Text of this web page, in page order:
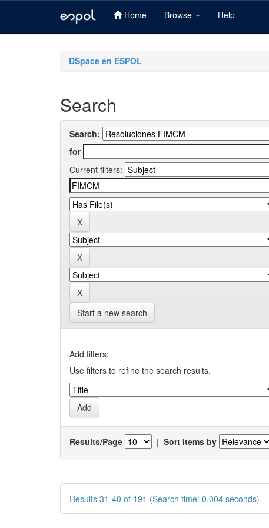
Home Browse Help
DSpace en ESPOL
Search
Search:
for
Current filters:
Start a new search
Add filters:
Use filters to refine the search results.
Results/Page | Sort items by
Results 31-40 of 191 (Search time: 0.004 seconds).